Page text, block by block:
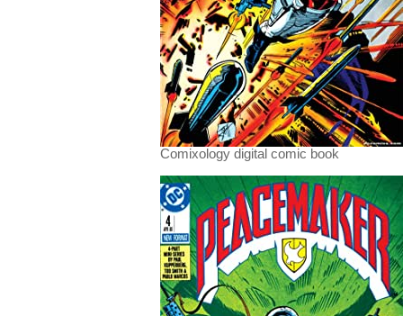
Comixology digital comic book